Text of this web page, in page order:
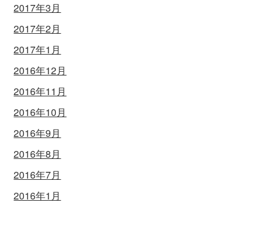
2017年3月
2017年2月
2017年1月
2016年12月
2016年11月
2016年10月
2016年9月
2016年8月
2016年7月
2016年1月